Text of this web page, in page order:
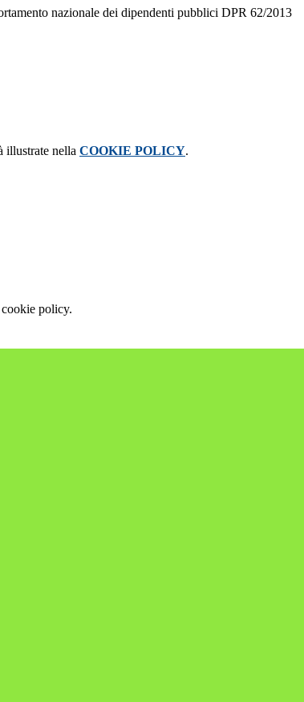
nazionale dei dipendenti pubblici DPR 62/2013
illustrate nella COOKIE POLICY.
policy.